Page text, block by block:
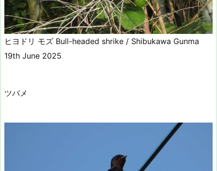
ヒヨドリ モズ Bull-headed shrike / Shibukawa Gunma
19th June 2025
ツバメ